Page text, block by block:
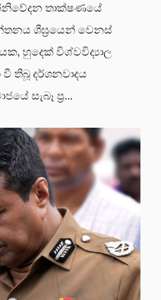
තාක්ෂණයේ
ශීඝ්‍රයෙන් වෙනස්
හුදෙක් විශ්වවිද්‍යාල
තිබූ දර්ශනවාදය
සැබෑ ප්‍ර...